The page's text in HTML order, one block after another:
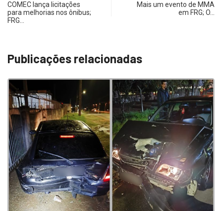
COMEC lança licitações
para melhorias nos ônibus;
FRG…
Mais um evento de MMA
em FRG; O…
Publicações relacionadas